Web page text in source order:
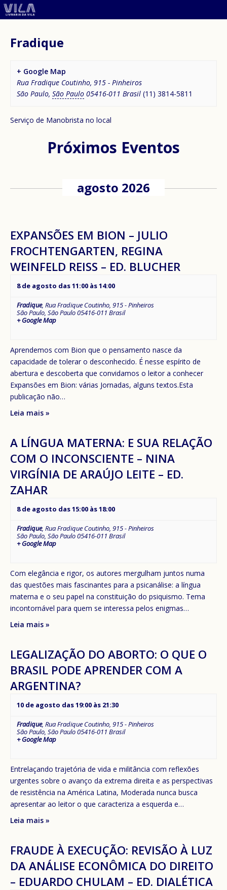
Fradique
+ Google Map
Rua Fradique Coutinho, 915 - Pinheiros
São Paulo, São Paulo 05416-011 Brasil (11) 3814-5811
Serviço de Manobrista no local
Próximos Eventos
agosto 2026
EXPANSÕES EM BION – JULIO
FROCHTENGARTEN, REGINA
WEINFELD REISS – ED. BLUCHER
8 de agosto das 11:00 às14:00
Fradique, Rua Fradique Coutinho, 915 - Pinheiros
São Paulo, São Paulo05416-011 Brasil
+ Google Map
Aprendemos com Bion que o pensamento nasce da
capacidade de tolerar o desconhecido. É nesse espírito de
abertura e descoberta que convidamos o leitor a conhecer
Expansões em Bion: várias Jornadas, alguns textos.Esta
publicação não…
Leia mais »
A LÍNGUA MATERNA: E SUA RELAÇÃO
COM O INCONSCIENTE – NINA
VIRGÍNIA DE ARAÚJO LEITE – ED.
ZAHAR
8 de agosto das 15:00 às18:00
Fradique, Rua Fradique Coutinho, 915 - Pinheiros
São Paulo, São Paulo05416-011 Brasil
+ Google Map
Com elegância e rigor, os autores mergulham juntos numa
das questões mais fascinantes para a psicanálise: a língua
materna e o seu papel na constituição do psiquismo. Tema
incontornável para quem se interessa pelos enigmas…
Leia mais »
LEGALIZAÇÃO DO ABORTO: O QUE O
BRASIL PODE APRENDER COM A
ARGENTINA?
10 de agosto das 19:00 às 21:30
Fradique, Rua Fradique Coutinho, 915 - Pinheiros
São Paulo, São Paulo05416-011 Brasil
+ Google Map
Entrelaçando trajetória de vida e militância com reflexões
urgentes sobre o avanço da extrema direita e as perspectivas
de resistência na América Latina, Moderada nunca busca
apresentar ao leitor o que caracteriza a esquerda e…
Leia mais »
FRAUDE À EXECUÇÃO: REVISÃO À LUZ
DA ANÁLISE ECONÔMICA DO DIREITO
– EDUARDO CHULAM – ED. DIALÉTICA